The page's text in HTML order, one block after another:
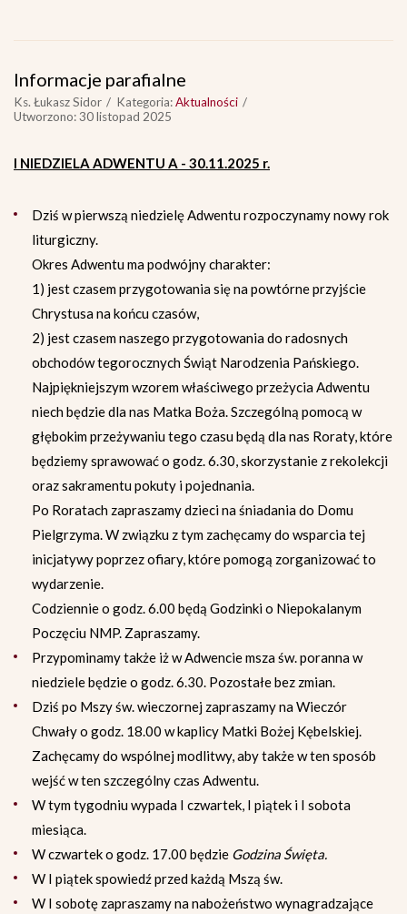
Informacje parafialne
Ks. Łukasz Sidor Kategoria:Aktualności
Utworzono: 30 listopad 2025
I NIEDZIELA ADWENTU A - 30.11.2025 r.
Dziś w pierwszą niedzielę Adwentu rozpoczynamy nowy rok
liturgiczny.
Okres Adwentu ma podwójny charakter:
1) jest czasem przygotowania się na powtórne przyjście
Chrystusa na końcu czasów,
2) jest czasem naszego przygotowania do radosnych
obchodów tegorocznych Świąt Narodzenia Pańskiego.
Najpiękniejszym wzorem właściwego przeżycia Adwentu
niech będzie dla nas Matka Boża. Szczególną pomocą w
głębokim przeżywaniu tego czasu będą dla nas Roraty, które
będziemy sprawować o godz. 6.30, skorzystanie z rekolekcji
oraz sakramentu pokuty i pojednania.
Po Roratach zapraszamy dzieci na śniadania do Domu
Pielgrzyma. W związku z tym zachęcamy do wsparcia tej
inicjatywy poprzez ofiary, które pomogą zorganizować to
wydarzenie.
Codziennie o godz. 6.00 będą Godzinki o Niepokalanym
Poczęciu NMP. Zapraszamy.
Przypominamy także iż w Adwencie msza św. poranna w
niedziele będzie o godz. 6.30. Pozostałe bez zmian.
Dziś po Mszy św. wieczornej zapraszamy na Wieczór
Chwały o godz. 18.00 w kaplicy Matki Bożej Kębelskiej.
Zachęcamy do wspólnej modlitwy, aby także w ten sposób
wejść w ten szczególny czas Adwentu.
W tym tygodniu wypada I czwartek, I piątek i I sobota
miesiąca.
W czwartek o godz. 17.00 będzie Godzina Święta.
W I piątek spowiedź przed każdą Mszą św.
W I sobotę zapraszamy na nabożeństwo wynagradzające